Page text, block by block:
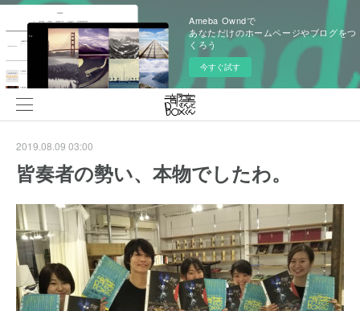
Ameba Owndで
あなただけのホームページやブログをつ
くろう
今すぐ試す
2019.08.09 03:00
皆奏者の勢い、本物でしたわ。